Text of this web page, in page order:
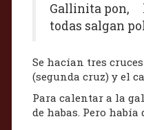
Gallinita pon,
todas salgan
Se hacían tres
(segunda cruz) y el
Para calentar a la
de habas. Pero